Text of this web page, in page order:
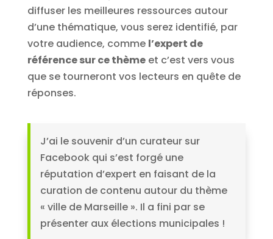
diffuser les meilleures ressources autour
d’une thématique, vous serez identifié, par
votre audience, comme l’expert de
référence sur ce thèmeet c’est vers vous
que se tourneront vos lecteurs en quête de
réponses.
J’ai le souvenir d’un curateur sur
Facebook qui s’est forgé une
réputation d’expert en faisant de la
curation de contenu autour du thème
« ville de Marseille ». Il a fini par se
présenter aux élections municipales !